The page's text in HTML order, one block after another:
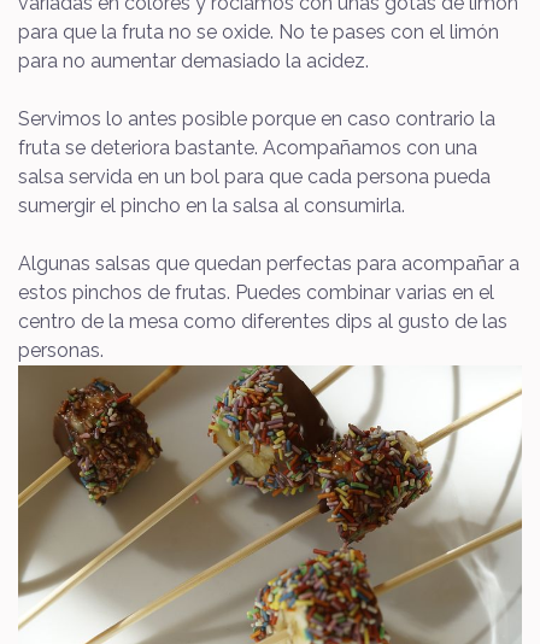
para que la fruta no se oxide. No te pases con el limón
para no aumentar demasiado la acidez.
Servimos lo antes posible porque en caso contrario la
fruta se deteriora bastante. Acompañamos con una
salsa servida en un bol para que cada persona pueda
sumergir el pincho en la salsa al consumirla.
Algunas salsas que quedan perfectas para acompañar a
estos pinchos de frutas. Puedes combinar varias en el
centro de la mesa como diferentes dips al gusto de las
personas.